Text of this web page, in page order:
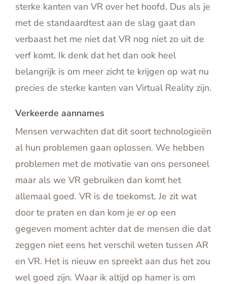
sterke kanten van VR over het hoofd. Dus als je
met de standaardtest aan de slag gaat dan
verbaast het me niet dat VR nog niet zo uit de
verf komt. Ik denk dat het dan ook heel
belangrijk is om meer zicht te krijgen op wat nu
precies de sterke kanten van Virtual Reality zijn.
Verkeerde aannames
Mensen verwachten dat dit soort technologieën
al hun problemen gaan oplossen. We hebben
problemen met de motivatie van ons personeel
maar als we VR gebruiken dan komt het
allemaal goed. VR is de toekomst. Je zit wat
door te praten en dan kom je er op een
gegeven moment achter dat de mensen die dat
zeggen niet eens het verschil weten tussen AR
en VR. Het is nieuw en spreekt aan dus het zou
wel goed zijn. Waar ik altijd op hamer is om